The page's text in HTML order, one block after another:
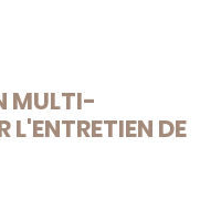
MULTI-
L'ENTRETIEN DE